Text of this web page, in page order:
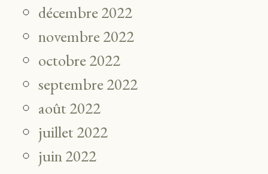
décembre 2022
novembre 2022
octobre 2022
septembre 2022
août 2022
juillet 2022
juin 2022